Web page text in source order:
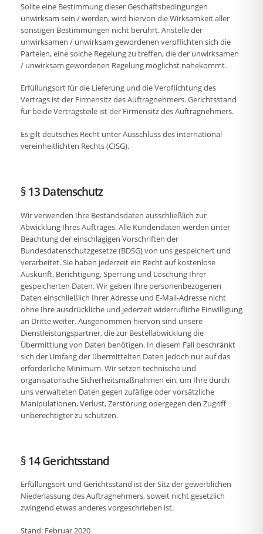
Sollte eine Bestimmung dieser Geschäftsbedingungen
unwirksam sein / werden, wird hiervon die Wirksamkeit aller
sonstigen Bestimmungen nicht berührt. Anstelle der
unwirksamen / unwirksam gewordenen verpflichten sich die
Parteien, eine solche Regelung zu treffen, die der unwirksamen
/ unwirksam gewordenen Regelung möglichst nahekommt.
Erfüllungsort für die Lieferung und die Verpflichtung des
Vertrags ist der Firmensitz des Auftragnehmers. Gerichtsstand
für beide Vertragsteile ist der Firmensitz des Auftragnehmers.
Es gilt deutsches Recht unter Ausschluss des international
vereinheitlichten Rechts (CISG).
§ 13 Datenschutz
Wir verwenden Ihre Bestandsdaten ausschließlich zur
Abwicklung Ihres Auftrages. Alle Kundendaten werden unter
Beachtung der einschlägigen Vorschriften der
Bundesdatenschutzgesetze (BDSG) von uns gespeichert und
verarbeitet. Sie haben jederzeit ein Recht auf kostenlose
Auskunft, Berichtigung, Sperrung und Löschung Ihrer
gespeicherten Daten. Wir geben Ihre personenbezogenen
Daten einschließlich Ihrer Adresse und E-Mail-Adresse nicht
ohne Ihre ausdrückliche und jederzeit widerrufliche Einwilligung
an Dritte weiter. Ausgenommen hiervon sind unsere
Dienstleistungspartner, die zur Bestellabwicklung die
Übermittlung von Daten benötigen. In diesem Fall beschränkt
sich der Umfang der übermittelten Daten jedoch nur auf das
erforderliche Minimum. Wir setzen technische und
organisatorische Sicherheitsmaßnahmen ein, um Ihre durch
uns verwalteten Daten gegen zufällige oder vorsätzliche
Manipulationen, Verlust, Zerstörung odergegen den Zugriff
unberechtigter zu schützen.
§ 14 Gerichtsstand
Erfüllungsort und Gerichtsstand ist der Sitz der gewerblichen
Niederlassung des Auftragnehmers, soweit nicht gesetzlich
zwingend etwas anderes vorgeschrieben ist.
Stand: Februar 2020